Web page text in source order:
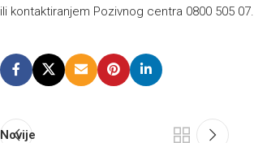
ili kontaktiranjem Pozivnog centra 0800 505 07.
Novije